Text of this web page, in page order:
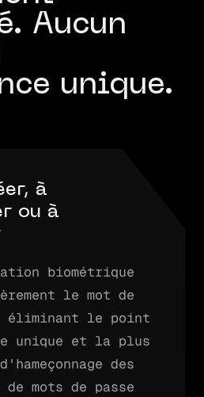
Aucun
unique.
à
ou à
biométrique
le mot de
éliminant le point
unique et la plus
des
mots de passe